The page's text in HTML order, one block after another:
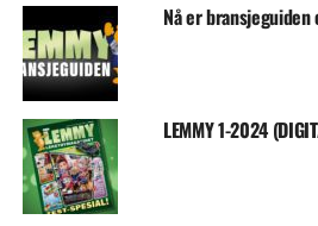
Nå er
LEMMY 1-2024